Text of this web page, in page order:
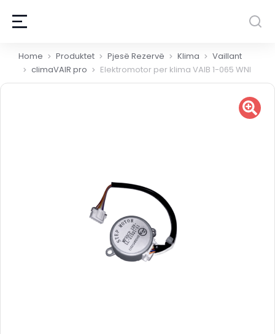
You are here:
Home Produktet Pjesë Rezervë Klima
Vaillant
climaVAIR pro
Elektromotor per klima VAIB 1-065 WNI